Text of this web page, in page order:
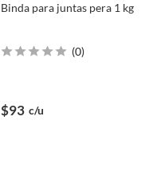
Binda para juntas pera 1 kg
(0)
$93 c/u